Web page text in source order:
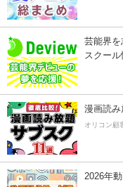
芸能界を
スクー
漫画読み
オリコン顧
2026年